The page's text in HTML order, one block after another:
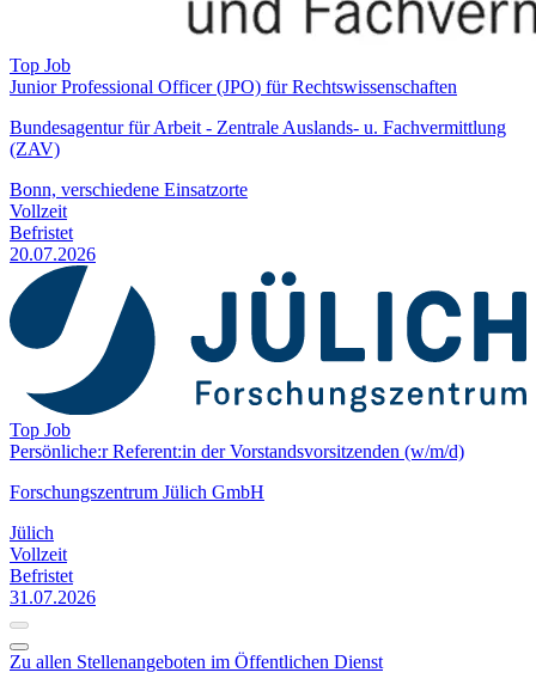
Top Job
Junior Professional Officer (JPO) für Rechtswissenschaften
Bundesagentur für Arbeit - Zentrale Auslands- u. Fachvermittlung
(ZAV)
Bonn, verschiedene Einsatzorte
Vollzeit
Befristet
20.07.2026
Top Job
Persönliche:r Referent:in der Vorstands­vorsitzenden (w/m/d)
Forschungszentrum Jülich GmbH
Jülich
Vollzeit
Befristet
31.07.2026
Zu allen Stellenangeboten im Öffentlichen Dienst